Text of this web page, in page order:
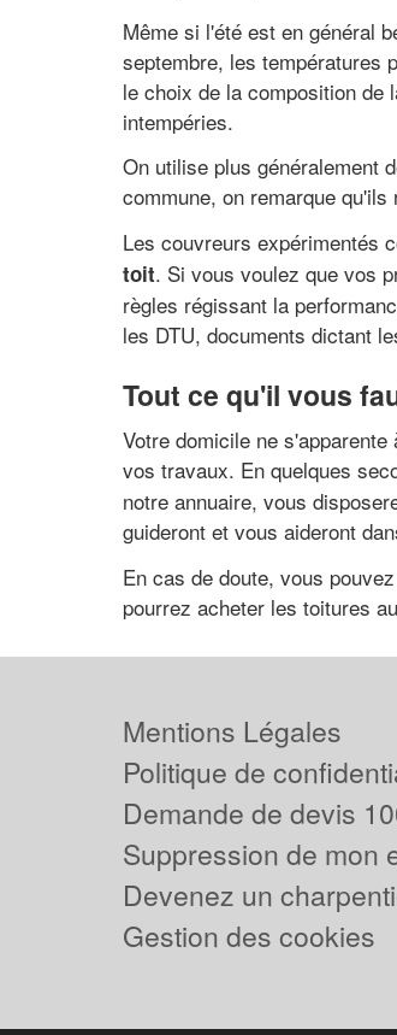
Même si l'été est en général
septembre, les températures
le choix de la composition
intempéries.
On utilise plus généralement
commune, on remarque
Les couvreurs expérimentés
toit. Si vous voulez que vos
règles régissant la
les DTU, documents dictant
Tout ce qu'il vous
Votre domicile ne
vos travaux. En quelques
notre annuaire, vous
guideront et vous aideront
En cas de doute, vous
pourrez acheter les toitures
Mentions Légales
Politique de
Demande de devis
Suppression de mon
Devenez un
Gestion des cookies